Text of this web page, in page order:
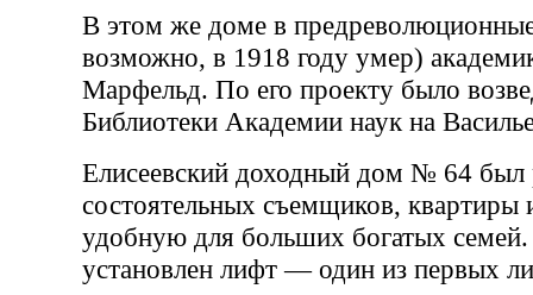
В этом же доме в
возможно, в 1918 году умер)
Mapфельд. По его проекту было
Библиотеки Академии наук на
Елисеевский доходный дом № 64 был
состоятельных съемщиков, квартиры
удобную для больших богатых
установлен лифт — один из первых